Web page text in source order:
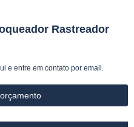
Rastreador
e entre em contato por email.